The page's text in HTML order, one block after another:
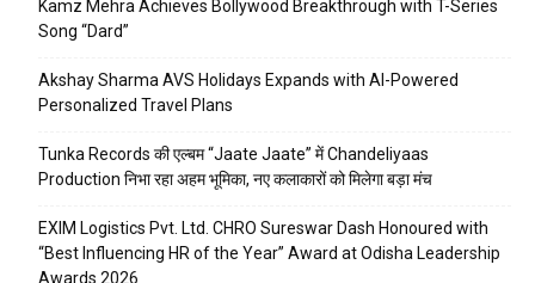
Kamz Mehra Achieves Bollywood Breakthrough with T-Series
Song “Dard”
Akshay Sharma AVS Holidays Expands with AI-Powered
Personalized Travel Plans
Tunka Records की एल्बम “Jaate Jaate” में Chandeliyaas
Production निभा रहा अहम भूमिका, नए कलाकारों को मिलेगा बड़ा मंच
EXIM Logistics Pvt. Ltd. CHRO Sureswar Dash Honoured with
“Best Influencing HR of the Year” Award at Odisha Leadership
Awards 2026